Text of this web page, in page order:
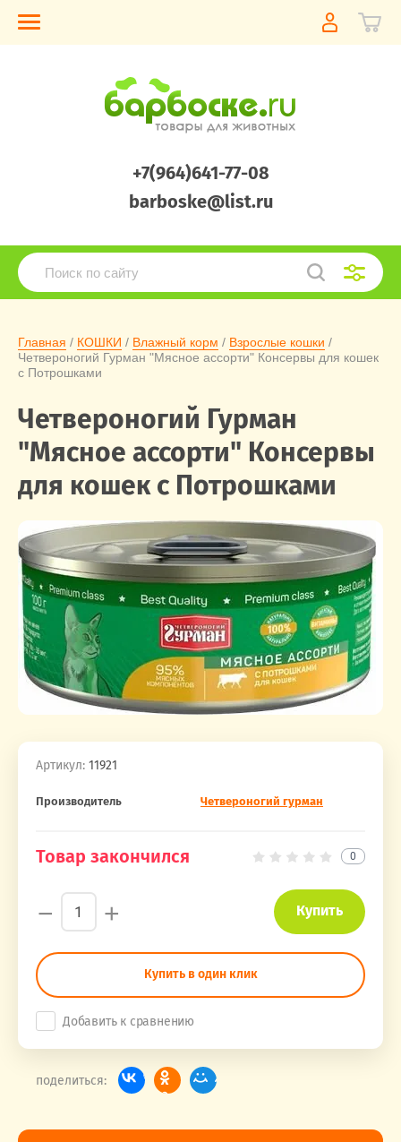
+7(964)641-77-08
barboske@list.ru
Главная / КОШКИ / Влажный корм / Взрослые кошки /
Четвероногий Гурман "Мясное ассорти" Консервы для кошек
с Потрошками
Четвероногий Гурман
"Мясное ассорти" Консервы
для кошек с Потрошками
Артикул: 11921
Производитель Четвероногий гурман
Товар закончился 0
− + Купить
Купить в один клик
Добавить к сравнению
поделиться: